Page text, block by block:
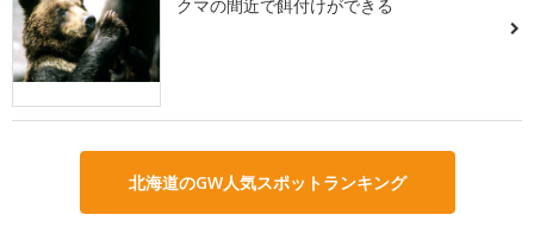
クマの間近で餌付けができる
北海道のGW人気スポットランキング